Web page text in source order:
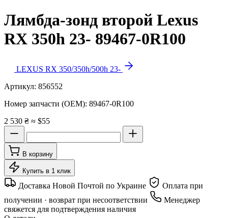
Лямбда-зонд второй Lexus
RX 350h 23- 89467-0R100
LEXUS RX 350/350h/500h 23-
Артикул: 856552
Номер запчасти (OEM): 89467-0R100
2 530 ₴ ≈ $55
В корзину
Купить в 1 клик
Доставка Новой Почтой по Украине
Оплата при
получении · возврат при несоответствии
Менеджер
свяжется для подтверждения наличия